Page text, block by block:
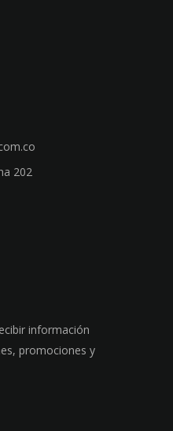
202
información
promociones y